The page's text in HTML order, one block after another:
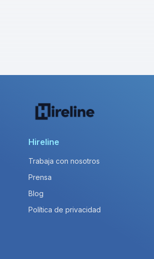
Hireline
Trabaja con nosotros
Prensa
Blog
Política de privacidad